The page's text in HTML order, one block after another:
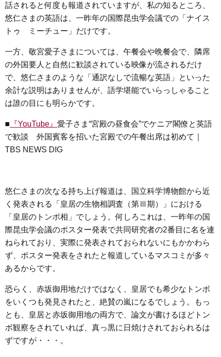
話されると何度も報道されていますが、私の知るところ、
悠仁さまの英語は、一昨年の国際昆虫学会議での「ナイス
トゥ ミーチュー」だけです。
一方、敬宮愛子さまについては、午餐会や晩餐会で、隣席
の外国要人と自然に歓談されている映像が流されるだけ
で、悠仁さまのような「通訳なしで流暢な英語」といった
余計な説明はありませんが、語学堪能でいらっしゃること
は誰の目にも明らかです。
■ 『YouTube』 愛子さま“宮殿の昼食会”でケニア閣僚と英語
で歓談 外国賓客を招いた宮殿での午餐出席は初めて｜
TBS NEWS DIG
悠仁さまの次なる持ち上げ報道は、国立科学博物館から近
く発表される「皇居の生物相調査（第Ⅲ期）」における
「皇居のトンボ相」でしょう。何しろこれは、一昨年の国
際昆虫学会議のポスター発表で共同研究者の2番目に名を連
ねられており、実際に発表されておられないにもかかわら
ず、ポスター発表をされたと報道しているマスコミが多々
あるからです。
恐らく、赤坂御用地だけではなく、皇居でも希少なトンボ
をいくつも発見されたと、絶賛の嵐になるでしょう。もっ
とも、皇居と赤坂御用地の両方で、論文が書けるほどトン
ボ観察をされていれば、真っ黒に日焼けされておられるは
ずですが・・・。